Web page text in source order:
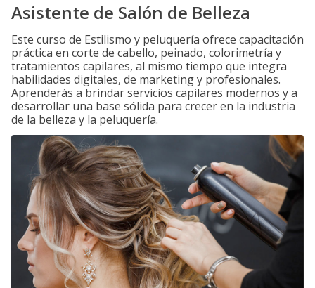
Asistente de Salón de Belleza
Este curso de Estilismo y peluquería ofrece capacitación
práctica en corte de cabello, peinado, colorimetría y
tratamientos capilares, al mismo tiempo que integra
habilidades digitales, de marketing y profesionales.
Aprenderás a brindar servicios capilares modernos y a
desarrollar una base sólida para crecer en la industria
de la belleza y la peluquería.